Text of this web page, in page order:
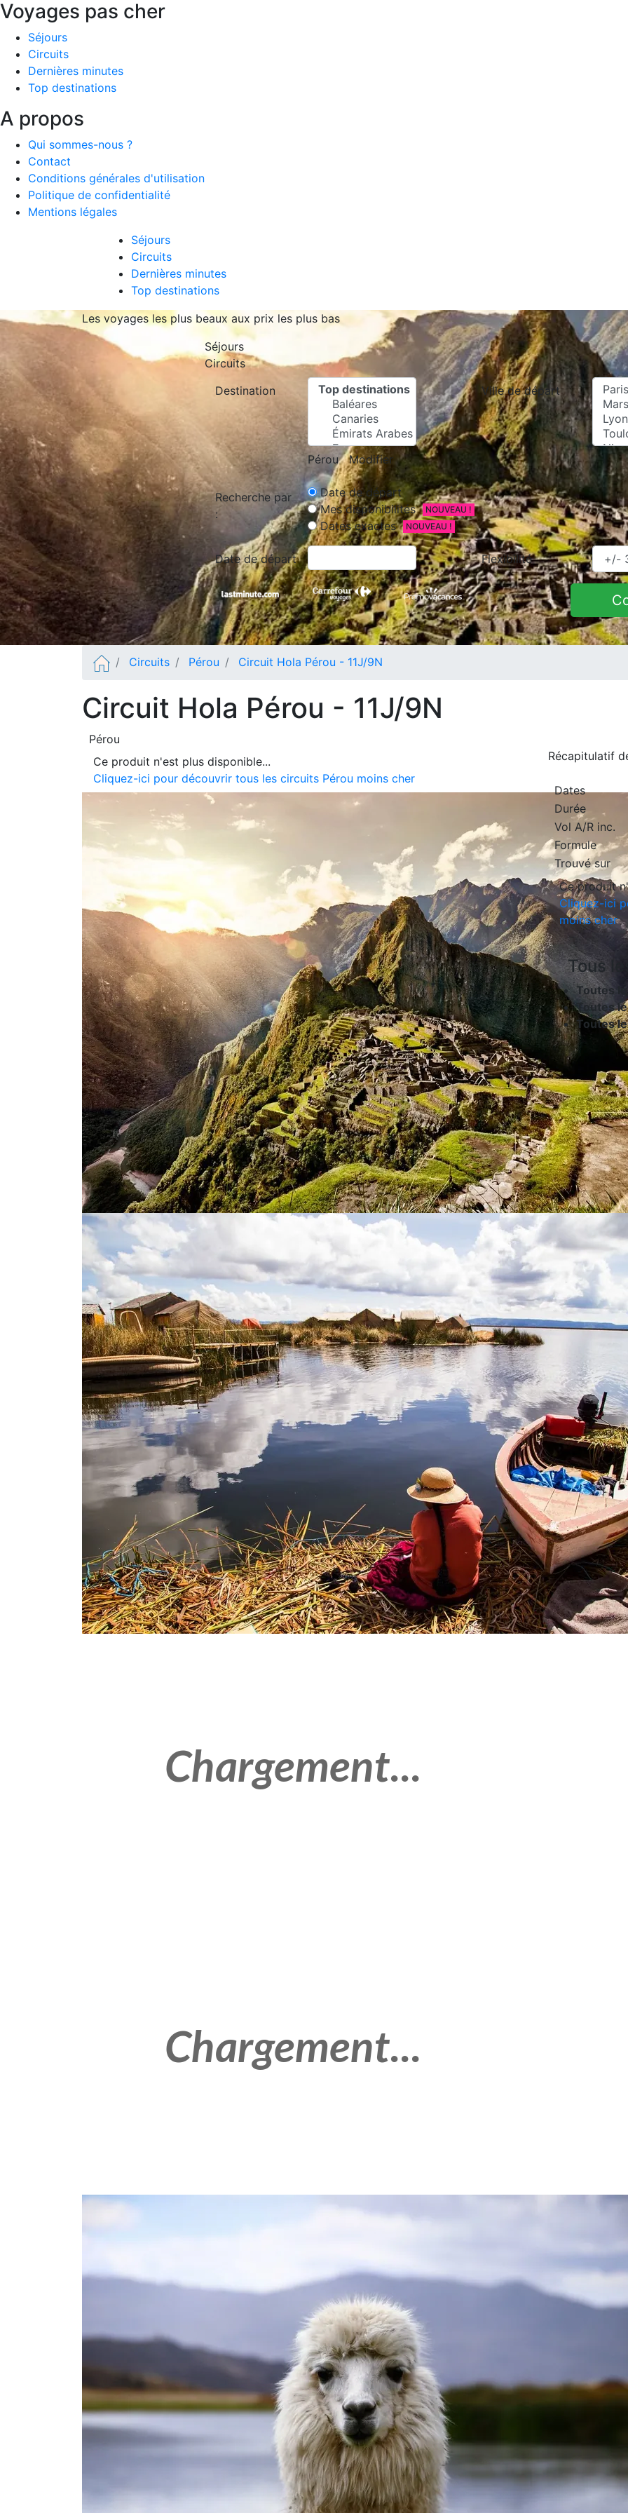
Voyages pas cher
Séjours
Circuits
Dernières minutes
Top destinations
A propos
Qui sommes-nous ?
Contact
Conditions générales d'utilisation
Politique de confidentialité
Mentions légales
Séjours
Circuits
Dernières minutes
Top destinations
Les voyages les plus beaux aux prix les plus bas
Séjours
Circuits
Destination
Pérou Modifier
Ville de départ
Recherche par
:
Date de départ
Mes disponibilités
NOUVEAU !
Dates exactes NOUVEAU !
Date de départ Flexibilité
Circuits Pérou Circuit Hola Pérou - 11J/9N
Circuit Hola Pérou - 11J/9N
Pérou
Ce produit n'est plus disponible...
Cliquez-ici pour découvrir tous les circuits Pérou moins cher
Récapitulatif
Dates
Durée
Vol A/R inc.
Formule
Trouvé sur
Ce produit
Cliquez-ici
moins cher
Tous
Toutes
Toutes
Toutes